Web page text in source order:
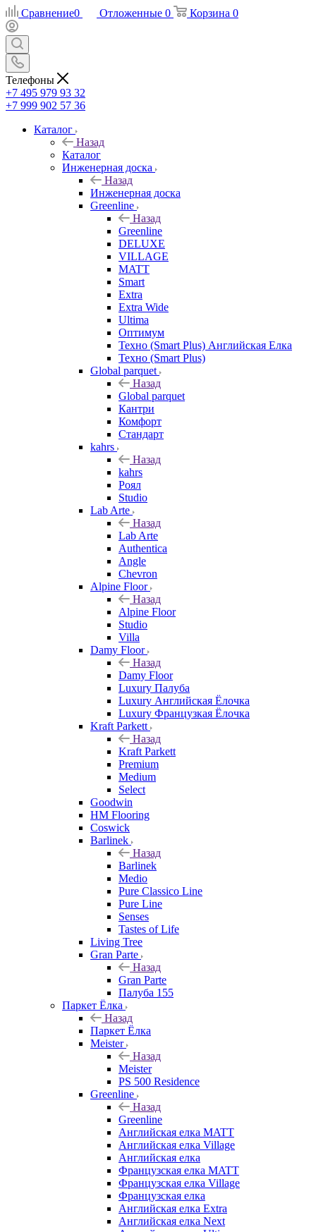
Сравнение0 Отложенные 0 Корзина 0
Телефоны
+7 495 979 93 32
+7 999 902 57 36
Каталог
Назад
Каталог
Инженерная доска
Назад
Инженерная доска
Greenline
Назад
Greenline
DELUXE
VILLAGE
MATT
Smart
Extra
Extra Wide
Ultima
Оптимум
Техно (Smart Plus) Английская Елка
Техно (Smart Plus)
Global parquet
Назад
Global parquet
Кантри
Комфорт
Стандарт
kahrs
Назад
kahrs
Роял
Studio
Lab Arte
Назад
Lab Arte
Authentica
Angle
Chevron
Alpine Floor
Назад
Alpine Floor
Studio
Villa
Damy Floor
Назад
Damy Floor
Luxury Палуба
Luxury Английская Ёлочка
Luxury Французкая Ёлочка
Kraft Parkett
Назад
Kraft Parkett
Premium
Medium
Select
Goodwin
HM Flooring
Coswick
Barlinek
Назад
Barlinek
Medio
Pure Classico Line
Pure Line
Senses
Tastes of Life
Living Tree
Gran Parte
Назад
Gran Parte
Палуба 155
Паркет Ёлка
Назад
Паркет Ёлка
Meister
Назад
Meister
PS 500 Residence
Greenline
Назад
Greenline
Английская елка MATT
Английская елка Village
Английская елка
Французская елка MATT
Французская елка Village
Французская елка
Английская елка Extra
Английская елка Next